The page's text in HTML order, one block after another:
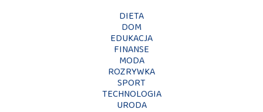
DIETA
DOM
EDUKACJA
FINANSE
MODA
ROZRYWKA
SPORT
TECHNOLOGIA
URODA